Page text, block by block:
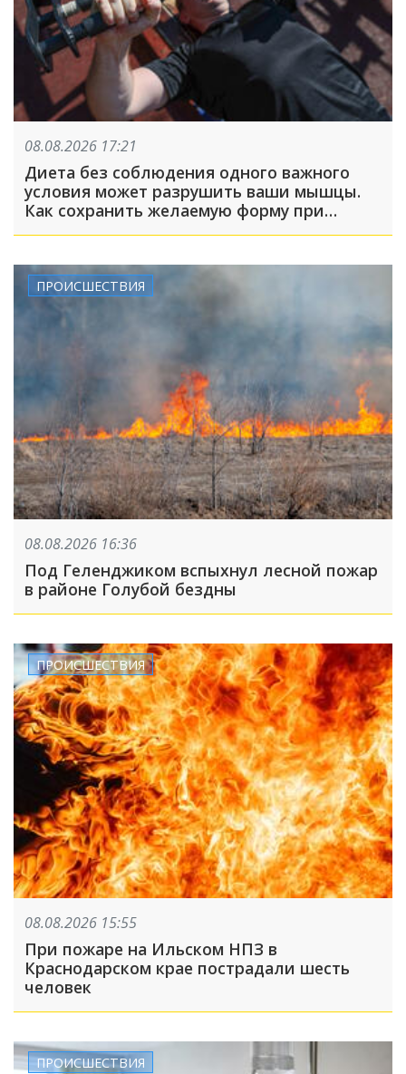
08.08.2026 17:21
Диета без соблюдения одного важного
условия может разрушить ваши мышцы.
Как сохранить желаемую форму при
похудении?
ПРОИСШЕСТВИЯ
08.08.2026 16:36
Под Геленджиком вспыхнул лесной пожар
в районе Голубой бездны
ПРОИСШЕСТВИЯ
08.08.2026 15:55
При пожаре на Ильском НПЗ в
Краснодарском крае пострадали шесть
человек
ПРОИСШЕСТВИЯ